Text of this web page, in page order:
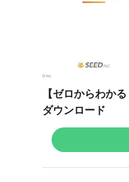
【ゼロからわか
ダウンロード